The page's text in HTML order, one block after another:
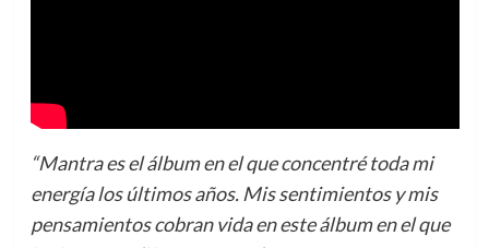
“Mantra es el álbum en el que concentré toda mi
energía los últimos años. Mis sentimientos y mis
pensamientos cobran vida en este álbum en el que